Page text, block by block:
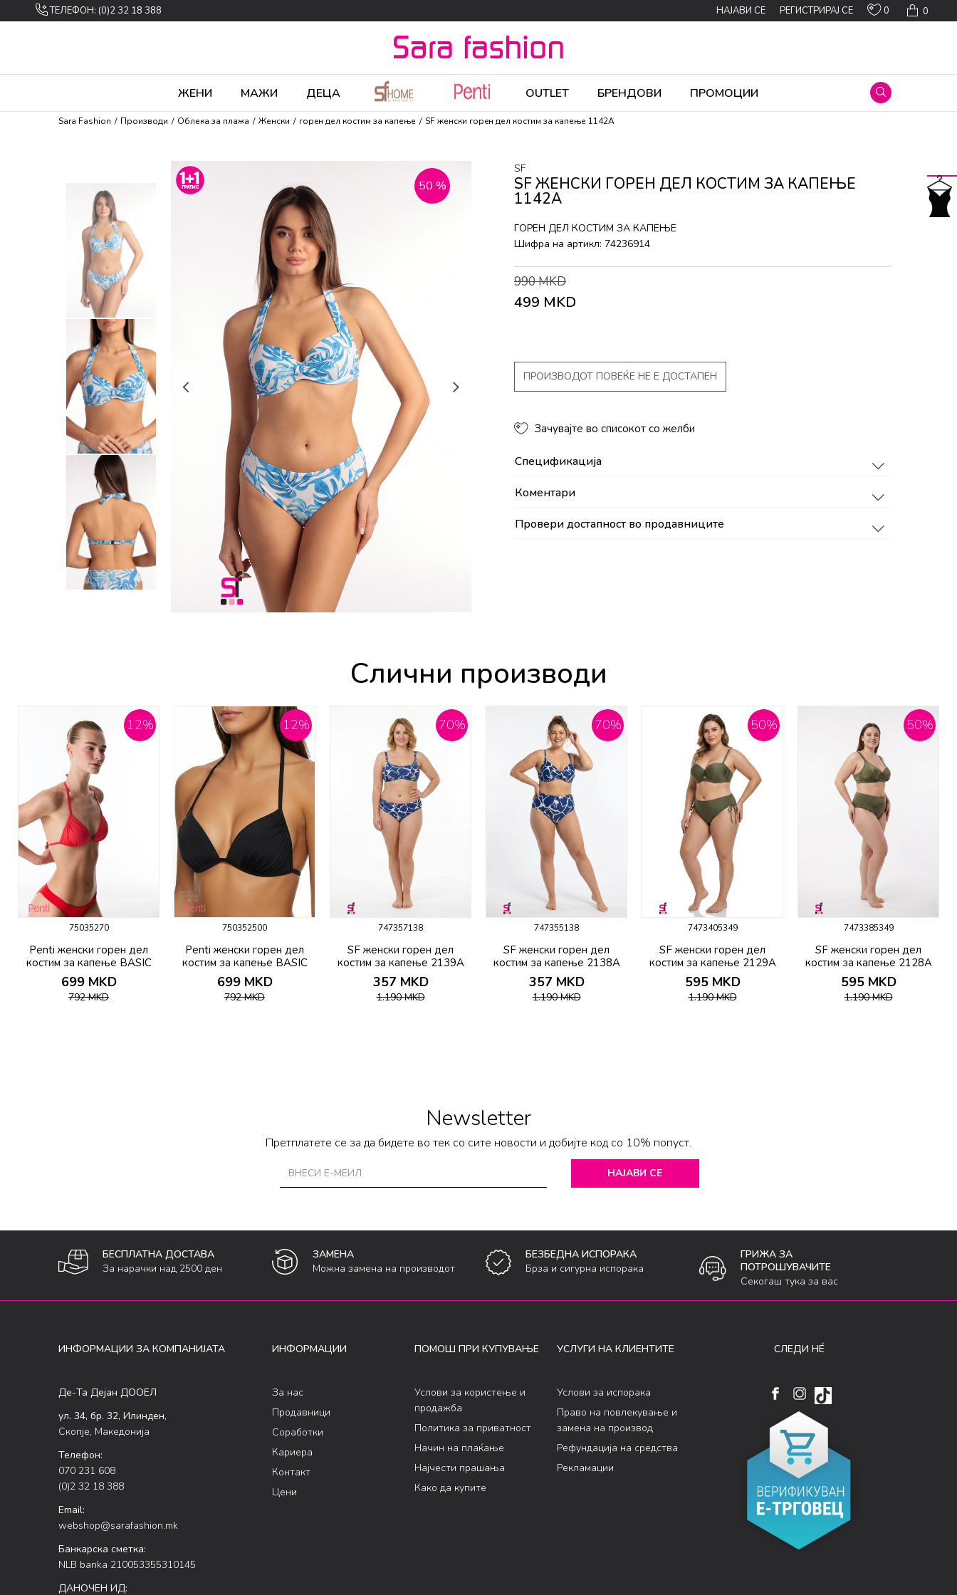
ТЕЛЕФОН: (0)2 32 18 388 0
0
НАЈАВИ СЕ РЕГИСТРИРАЈ СЕ
ЖЕНИ МАЖИ ДЕЦА OUTLET БРЕНДОВИ ПРОМОЦИИ
Sara Fashion Производи Облека за плажа Женски горeн дел костим за капење SF женски горeн дел костим за капење 1142A
50 %
SF
SF ЖЕНСКИ ГОРEН ДЕЛ КОСТИМ ЗА КАПЕЊЕ
1142A
ГОРEН ДЕЛ КОСТИМ ЗА КАПЕЊЕ
Шифра на артикл: 74236914
990MKD
499 MKD
ПРОИЗВОДОТ ПОВЕЌЕ НЕ Е ДОСТАПЕН
Зачувајте во списокот со желби
Спецификација
Коментари
Провери достапност во продавниците
Слични производи
12%
75035270
Penti женски горeн дел
костим за капење BASIC
MINI TRIANGLE TOP
699 MKD
792MKD
12%
750352500
Penti женски горeн дел
костим за капење BASIC
MINI TRIANGLE TOP
699 MKD
792MKD
70%
747357138
SF женски горeн дел
костим за капење 2139A
357 MKD
1.190MKD
70%
747355138
SF женски горeн дел
костим за капење 2138A
357 MKD
1.190MKD
50%
7473405349
SF женски горeн дел
костим за капење 2129A
595 MKD
1.190MKD
50%
7473385349
SF женски горeн дел
костим за капење 2128A
595 MKD
1.190MKD
Newsletter
Претплатете се за да бидете во тек со сите новости и добијте код со 10% попуст.
НАЈАВИ СЕ
БЕСПЛАТНА ДОСТАВА
За нарачки над 2500 ден
ЗАМЕНА
Можна замена на производот
БЕЗБЕДНА ИСПОРАКА
Брза и сигурна испорака
ГРИЖА ЗА
ПОТРОШУВАЧИТЕ
Секогаш тука за вас
ИНФОРМАЦИИ ЗА КОМПАНИЈАТА
Де-Та Дејан ДООЕЛ
ул. 34, бр. 32, Илинден,
Скопје, Македонија
Телефон:
070 231 608
(0)2 32 18 388
Email:
webshop@sarafashion.mk
Банкарска сметка:
NLB banka 210053355310145
ДАНОЧЕН ИД:
ИНФОРМАЦИИ
За нас
Продавници
Соработки
Кариера
Контакт
Цени
ПОМОШ ПРИ КУПУВАЊЕ
Услови за користење и
продажба
Политика за приватност
Начин на плаќање
Најчести прашања
Како да купите
УСЛУГИ НА КЛИЕНТИТЕ
Услови за испорака
Право на повлекување и
замена на производ
Рефундација на средства
Рекламации
СЛЕДИ НÉ